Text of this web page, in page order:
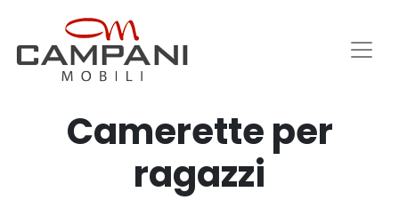
Camerette per
ragazzi